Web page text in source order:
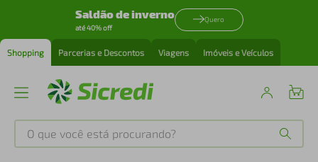
Saldão de inverno
até 40% off
Quero
Shopping Parcerias e Descontos Viagens Imóveis e Veículos
O que você está procurando?